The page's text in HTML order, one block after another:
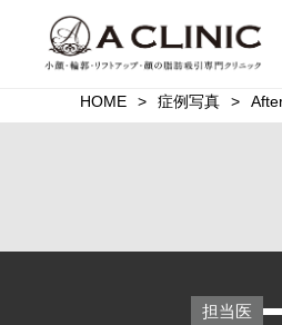
HOME 症例写真
担当医